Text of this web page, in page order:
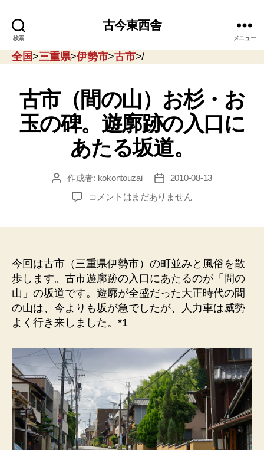
検索
古今東西舎
メニュー
全国>三重県>伊勢市>古市>/
古市（間の山）お杉・お
玉の碑。遊廓跡の入口に
あたる坂道。
投 作成者: kokontouzai
投
稿
日
2010-08-13
古
お
杉・
玉
の
碑。
の
入
口
に
あ
た
コメントはまだありません
今回は古市（三重県伊勢市）の町並みと風俗を散
歩します。古市遊廓跡の入口にあたるのが「間の
山」の坂道です。遊廓が全盛だった大正時代の間
の山は、今よりも坂が急でしたが、人力車は威勢
よく行き来しました。*1